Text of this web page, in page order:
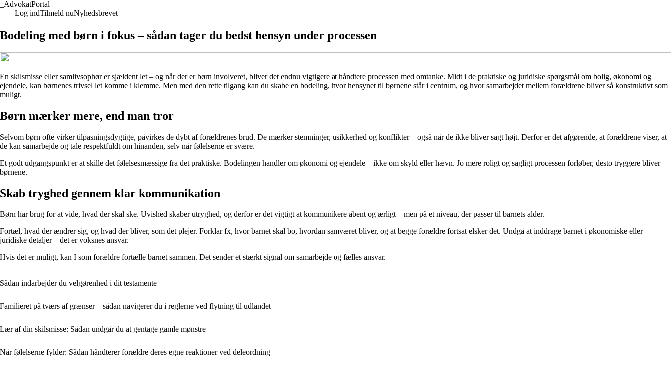
AdvokatPortal
Log indTilmeld nuNyhedsbrevet
Bodeling med børn i fokus – sådan tager du bedst hensyn under processen
En skilsmisse eller samlivsophør er sjældent let – og når der er børn involveret, bliver det endnu vigtigere at håndtere processen med omtanke. Midt i de praktiske og juridiske spørgsmål om bolig, økonomi og
ejendele, kan børnenes trivsel let komme i klemme. Men med den rette tilgang kan du skabe en bodeling, hvor hensynet til børnene står i centrum, og hvor samarbejdet mellem forældrene bliver så konstruktivt som
muligt.
Børn mærker mere, end man tror
Selvom børn ofte virker tilpasningsdygtige, påvirkes de dybt af forældrenes brud. De mærker stemninger, usikkerhed og konflikter – også når de ikke bliver sagt højt. Derfor er det afgørende, at forældrene viser, at
de kan samarbejde og tale respektfuldt om hinanden, selv når følelserne er svære.
Et godt udgangspunkt er at skille det følelsesmæssige fra det praktiske. Bodelingen handler om økonomi og ejendele – ikke om skyld eller hævn. Jo mere roligt og sagligt processen forløber, desto tryggere bliver
børnene.
Skab tryghed gennem klar kommunikation
Børn har brug for at vide, hvad der skal ske. Uvished skaber utryghed, og derfor er det vigtigt at kommunikere åbent og ærligt – men på et niveau, der passer til barnets alder.
Fortæl, hvad der ændrer sig, og hvad der bliver, som det plejer. Forklar fx, hvor barnet skal bo, hvordan samværet bliver, og at begge forældre fortsat elsker det. Undgå at inddrage barnet i økonomiske eller
juridiske detaljer – det er voksnes ansvar.
Hvis det er muligt, kan I som forældre fortælle barnet sammen. Det sender et stærkt signal om samarbejde og fælles ansvar.
Sådan indarbejder du velgørenhed i dit testamente
Familieret på tværs af grænser – sådan navigerer du i reglerne ved flytning til udlandet
Lær af din skilsmisse: Sådan undgår du at gentage gamle mønstre
Når følelserne fylder: Sådan håndterer forældre deres egne reaktioner ved deleordning